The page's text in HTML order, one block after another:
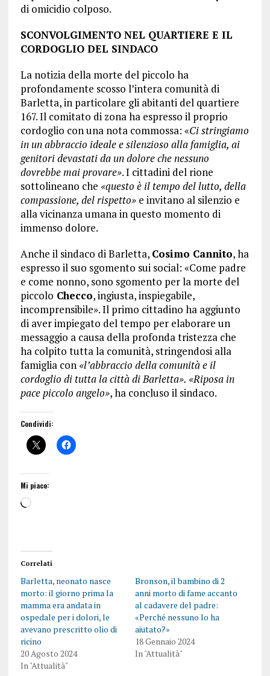
di omicidio colposo.
SCONVOLGIMENTO NEL QUARTIERE E IL
CORDOGLIO DEL SINDACO
La notizia della morte del piccolo ha
profondamente scosso l’intera comunità di
Barletta, in particolare gli abitanti del quartiere
167. Il comitato di zona ha espresso il proprio
cordoglio con una nota commossa: «Ci stringiamo
in un abbraccio ideale e silenzioso alla famiglia, ai
genitori devastati da un dolore che nessuno
dovrebbe mai provare». I cittadini del rione
sottolineano che «questo è il tempo del lutto, della
compassione, del rispetto»e invitano al silenzio e
alla vicinanza umana in questo momento di
immenso dolore.
Anche il sindaco di Barletta, Cosimo Cannito, ha
espresso il suo sgomento sui social: «Come padre
e come nonno, sono sgomento per la morte del
piccolo Checco, ingiusta, inspiegabile,
incomprensibile». Il primo cittadino ha aggiunto
di aver impiegato del tempo per elaborare un
messaggio a causa della profonda tristezza che
ha colpito tutta la comunità, stringendosi alla
famiglia con «l’abbraccio della comunità e il
cordoglio di tutta la città di Barletta». «Riposa in
pace piccolo angelo», ha concluso il sindaco.
Condividi:
Mi piace:
Correlati
Barletta, neonato nasce
morto: il giorno prima la
mamma era andata in
ospedale per i dolori, le
avevano prescritto olio di
ricino
20 Agosto 2024
In "Attualità"
Bronson, il bambino di 2
anni morto di fame accanto
al cadavere del padre:
«Perché nessuno lo ha
aiutato?»
18 Gennaio 2024
In "Attualità"